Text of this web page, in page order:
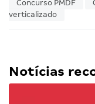
Concurso PMDF
verticalizado
Notícias